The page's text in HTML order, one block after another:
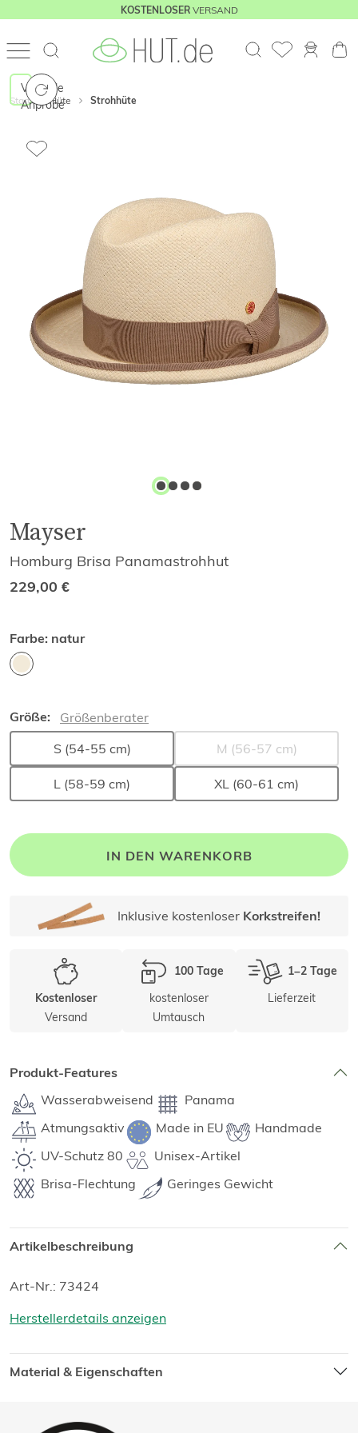
KOSTENLOSERVERSAND
Start Hüte Strohhüte
Virtuelle
Anprobe
Mayser
Homburg Brisa Panamastrohhut
229,00 €
Farbe: natur
Größe:
Größenberater
S (54-55 cm)
M (56-57 cm)
L (58-59 cm) XL (60-61 cm)
IN DEN WARENKORB
Inklusive kostenloser Korkstreifen!
Kostenloser
Versand
100 Tage
kostenloser
Umtausch
1–2 Tage
Lieferzeit
Produkt-Features
Wasserabweisend
Panama
Atmungsaktiv
Made in EU
Handmade
UV-Schutz 80
Unisex-Artikel
Brisa-Flechtung
Geringes Gewicht
Artikelbeschreibung
Art-Nr.: 73424
Herstellerdetails anzeigen
Material & Eigenschaften